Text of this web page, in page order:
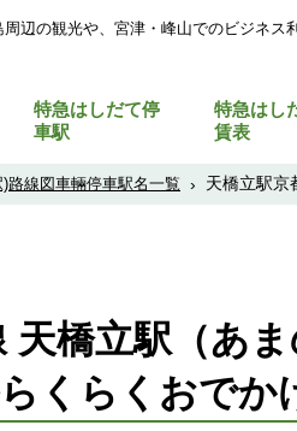
辺の観光や、宮津・峰山でのビジネス
特急はしだて停
車駅
特急はし
賃表
路線図車輛停車駅名一覧 › 天橋立駅京
天橋立駅（あ
くらくおでか